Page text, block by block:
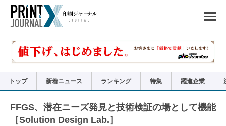
で
リ
トップ 新着ニュース ランキング 特集 躍進企業
FFGS、潜在ニーズ発見と技術検証の場として機能
［Solution Design Lab.］